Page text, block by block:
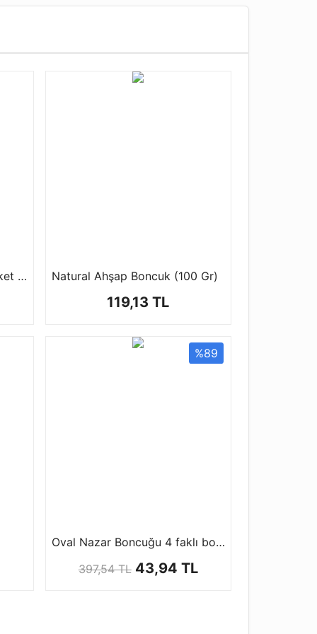
İğneli Nazar Boncuğu (1 Paket - 50 Adet) Natural Ahşap Boncuk (100 Gr)
119,13 TL
%89
Oval Nazar Boncuğu 4 faklı boyutta ( 1 paket 100 ad )
397,54 TL 43,94 TL